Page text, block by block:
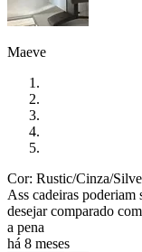
Maeve
Cor: Rustic/Cinza/
Ass cadeiras poderiam
desejar comparado
a pena
há 8 meses